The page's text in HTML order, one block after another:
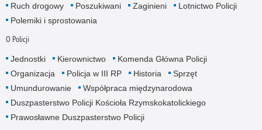
Ruch drogowy
Poszukiwani Zaginieni
Lotnictwo Policji
Polemiki i sprostowania
O Policji
Jednostki Kierownictwo
Komenda Główna Policji
Organizacja
Policja w III RP Historia
Sprzęt
Umundurowanie
Współpraca międzynarodowa
Duszpasterstwo Policji Kościoła Rzymskokatolickiego
Prawosławne Duszpasterstwo Policji